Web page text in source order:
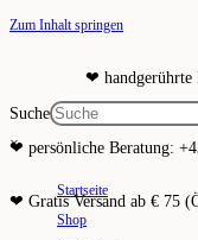
Zum Inhalt springen
❤ handgerührte
❤ persönliche Beratung:
❤ Gratis Versand ab € 75
Suche
×
Startseite
Shop